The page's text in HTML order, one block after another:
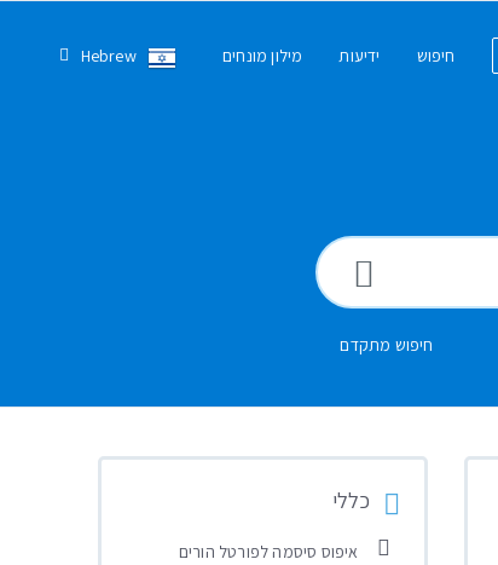
חיפוש ידיעות מילון מונחים Hebrew
חיפוש מתקדם
כללי
איפוס סיסמה לפורטל הורים